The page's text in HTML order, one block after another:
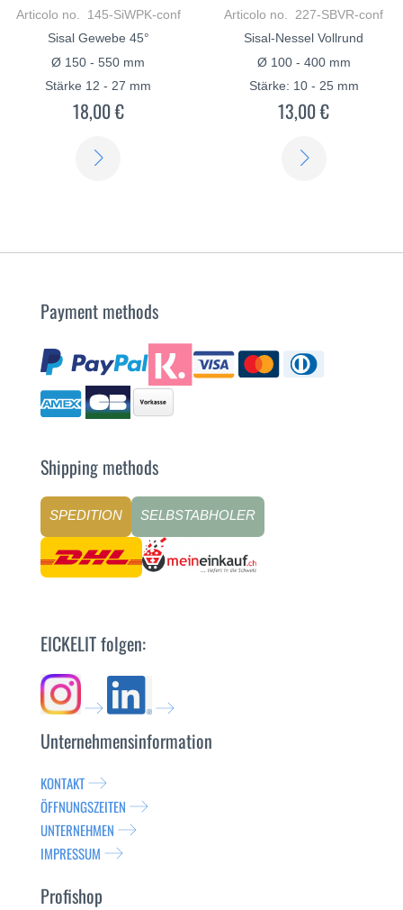
Articolo no. 145-SiWPK-conf
Sisal Gewebe 45°
Ø 150 - 550 mm
Stärke 12 - 27 mm
18,00 €
Articolo no. 227-SBVR-conf
Sisal-Nessel Vollrund
Ø 100 - 400 mm
Stärke: 10 - 25 mm
13,00 €
Payment methods
Shipping methods
SPEDITION SELBSTABHOLER
EICKELIT folgen:
Unternehmensinformation
KONTAKT
ÖFFNUNGSZEITEN
UNTERNEHMEN
IMPRESSUM
Profishop